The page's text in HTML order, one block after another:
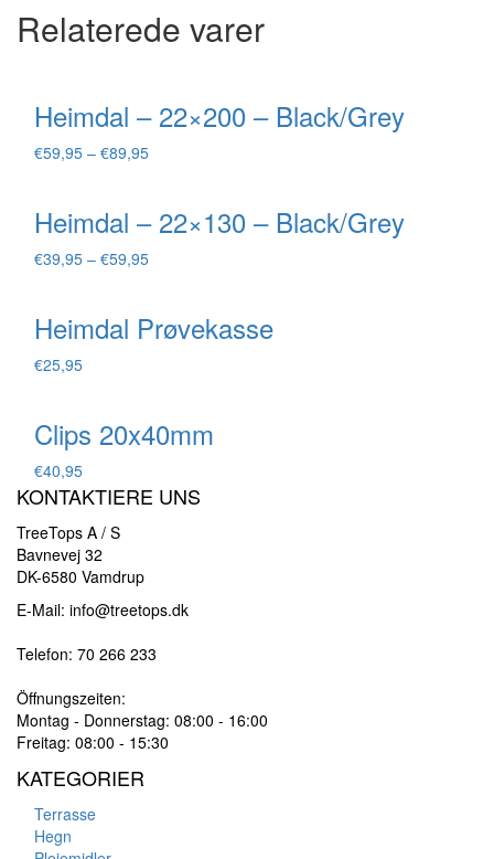
Relaterede varer
Heimdal – 22×200 – Black/Grey
€59,95 – €89,95Prisinterval:
€89,95
Heimdal – 22×130 – Black/Grey
€39,95 – €59,95Prisinterval:
€59,95
Heimdal Prøvekasse
€25,95
Clips 20x40mm
€40,95
KONTAKTIERE UNS
TreeTops A / S
Bavnevej 32
DK-6580 Vamdrup
E-Mail: info@treetops.dk
Telefon: 70 266 233
Öffnungszeiten:
Montag - Donnerstag: 08:00 - 16:00
Freitag: 08:00 - 15:30
KATEGORIER
Terrasse
Hegn